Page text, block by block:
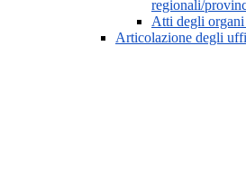
regionali/
Atti degli
Articolazione degli